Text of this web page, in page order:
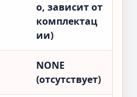
о, зависит от
комплектац
ии)
NONE
(отсутствует)